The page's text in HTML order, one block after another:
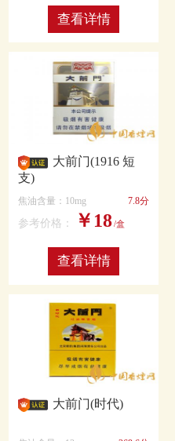
查看详情
大前门(1916 短
支)
焦油含量：10mg 7.8分
参考价格： ￥18/盒
查看详情
大前门(时代)